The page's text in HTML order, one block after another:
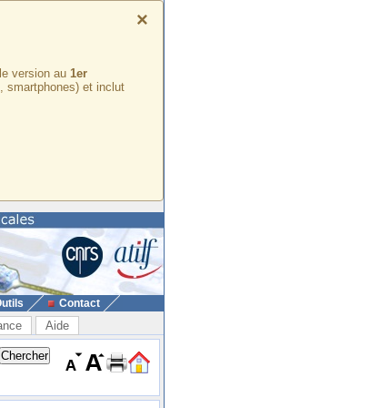
×
version au 1er
smartphones) et inclut
Contact
Aide